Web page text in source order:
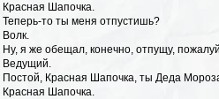
Красная Шапочка.
Теперь-то ты меня отпустишь?
Волк.
Ну, я же обещал, конечно, отпущу,
Ведущий.
Постой, Красная Шапочка, ты Деда
Красная Шапочка.